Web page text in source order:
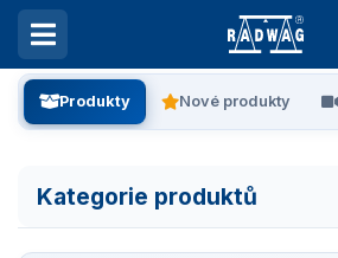
Produkty Nové produkty
Kategorie produktů
Všechny kategorie